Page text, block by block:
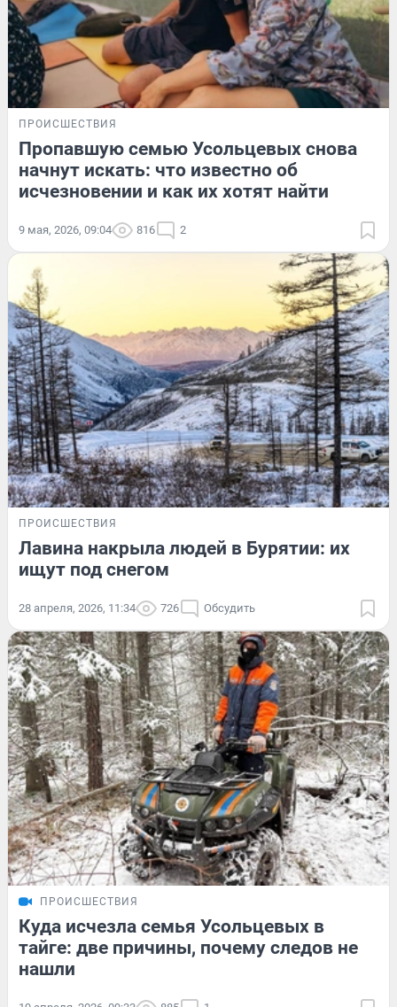
ПРОИСШЕСТВИЯ
Пропавшую семью Усольцевых снова
начнут искать: что известно об
исчезновении и как их хотят найти
9 мая, 2026, 09:04 816 2
ПРОИСШЕСТВИЯ
Лавина накрыла людей в Бурятии: их
ищут под снегом
28 апреля, 2026, 11:34 726 Обсудить
ПРОИСШЕСТВИЯ
Куда исчезла семья Усольцевых в
тайге: две причины, почему следов не
нашли